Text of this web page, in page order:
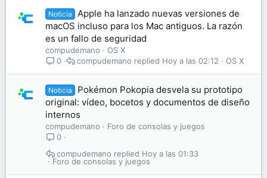
Noticia
Apple ha lanzado nuevas versiones de
macOS incluso para los Mac antiguos. La razón
es un fallo de seguridad
compudemano
OS X
0
OS X
Hoy a las 02:12
compudemano
Noticia
Pokémon Pokopia desvela su prototipo
original: vídeo, bocetos y documentos de diseño
internos
compudemano
Foro de consolas y juegos
0
Foro de consolas y juegos
Hoy a las 01:33
compudemano